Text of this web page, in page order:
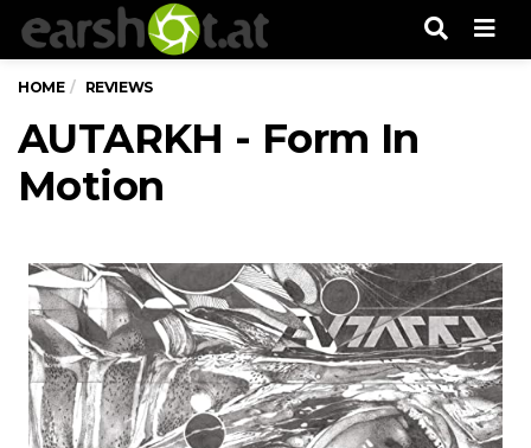
HOME REVIEWS
AUTARKH - Form In
Motion